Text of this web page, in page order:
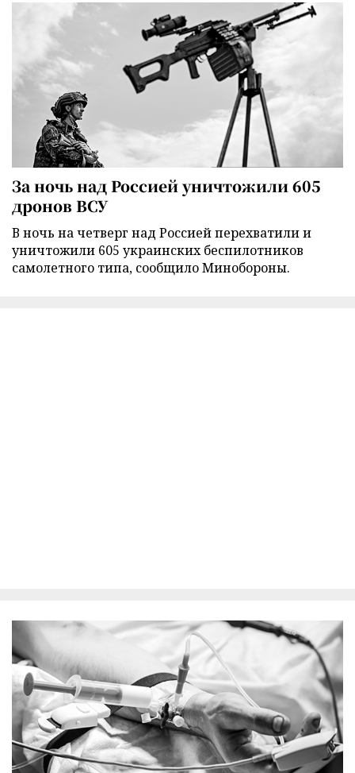
За ночь над Россией уничтожили 605
дронов ВСУ
В ночь на четверг над Россией перехватили и
уничтожили 605 украинских беспилотников
самолетного типа, сообщило Минобороны.